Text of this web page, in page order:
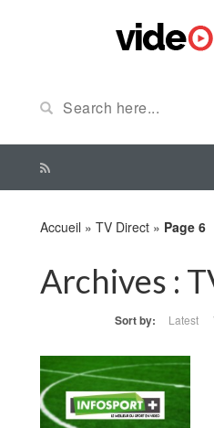
Accueil » TV Direct » Page 6
Archives :
Sort by: Latest